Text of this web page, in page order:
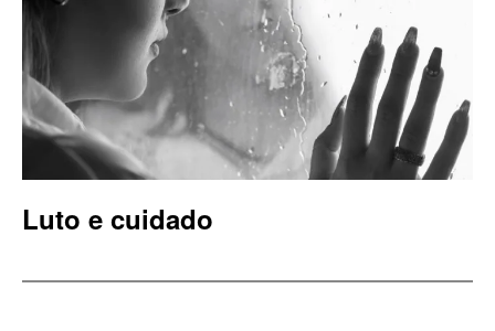
Luto e cuidado